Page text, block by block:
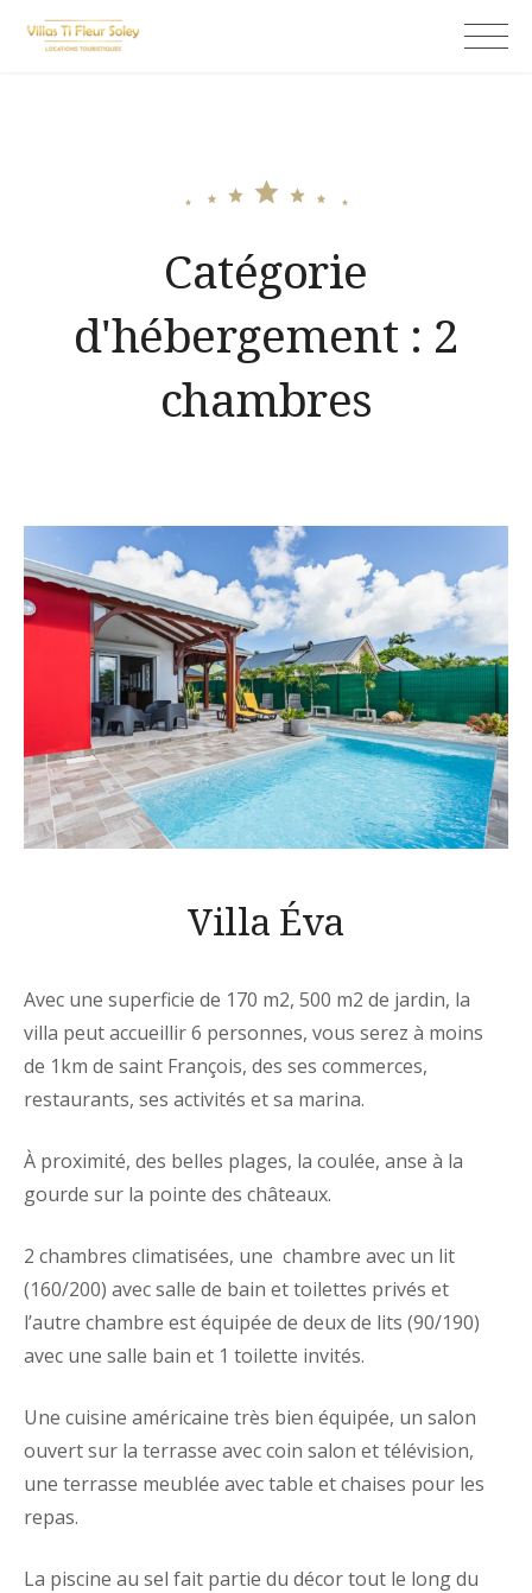
Catégorie
d'hébergement : 2
chambres
Villa Éva
Avec une superficie de 170 m2, 500 m2 de jardin, la
villa peut accueillir 6 personnes, vous serez à moins
de 1km de saint François, des ses commerces,
restaurants, ses activités et sa marina.
À proximité, des belles plages, la coulée, anse à la
gourde sur la pointe des châteaux.
2 chambres climatisées, une chambre avec un lit
(160/200) avec salle de bain et toilettes privés et
l’autre chambre est équipée de deux de lits (90/190)
avec une salle bain et 1 toilette invités.
Une cuisine américaine très bien équipée, un salon
ouvert sur la terrasse avec coin salon et télévision,
une terrasse meublée avec table et chaises pour les
repas.
La piscine au sel fait partie du décor tout le long du